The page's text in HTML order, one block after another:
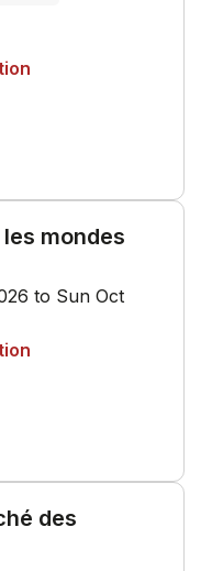
mondes
to Sun Oct
des